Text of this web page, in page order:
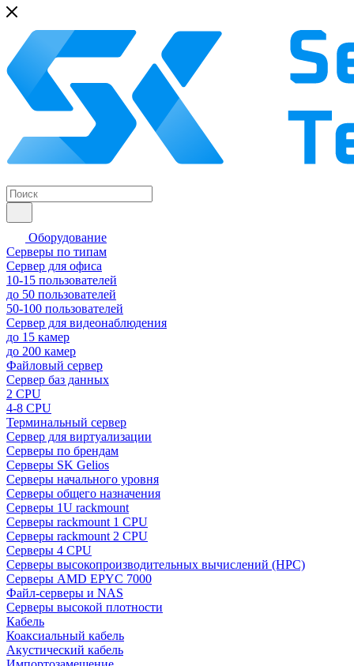
Оборудование
Серверы по типам
Сервер для офиса
10-15 пользователей
до 50 пользователей
50-100 пользователей
Сервер для видеонаблюдения
до 15 камер
до 200 камер
Файловый сервер
Сервер баз данных
2 CPU
4-8 CPU
Терминальный сервер
Сервер для виртуализации
Серверы по брендам
Серверы SK Gelios
Серверы начального уровня
Серверы общего назначения
Серверы 1U rackmount
Серверы rackmount 1 CPU
Серверы rackmount 2 CPU
Серверы 4 CPU
Серверы высокопроизводительных вычислений (HPC)
Серверы AMD EPYC 7000
Файл-серверы и NAS
Серверы высокой плотности
Кабель
Коаксиальный кабель
Акустический кабель